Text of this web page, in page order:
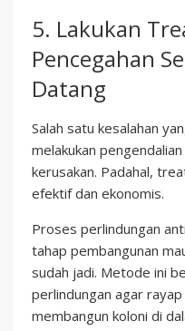
5. Lakukan
Pencegahan
Datang
Salah satu kesalahan
melakukan
kerusakan. Padahal,
efektif dan ekonomis.
Proses perlindungan
tahap pembangunan
sudah jadi. Metode ini
perlindungan agar
membangun koloni di